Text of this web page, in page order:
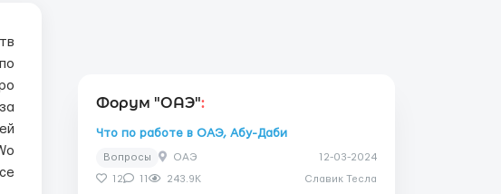
Форум "ОАЭ":
Что по работе в ОАЭ, Абу-Даби
Вопросы ОАЭ 12-03-2024
12 11 243.9K Славик Тесла